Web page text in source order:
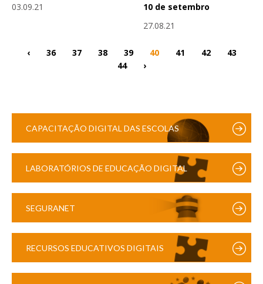
03.09.21
10 de setembro
27.08.21
‹ 36 37 38 39 40 41 42
43
44
›
CAPACITAÇÃO DIGITAL DAS ESCOLAS
LABORATÓRIOS DE EDUCAÇÃO DIGITAL
SEGURANET
RECURSOS EDUCATIVOS DIGITAIS